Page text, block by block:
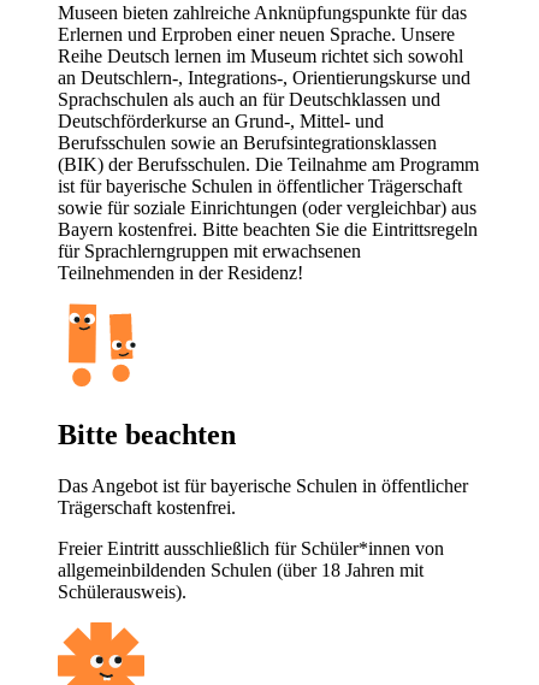
Museen bieten zahlreiche Anknüpfungspunkte für das
Erlernen und Erproben einer neuen Sprache. Unsere
Reihe Deutsch lernen im Museum richtet sich sowohl
an Deutschlern-, Integrations-, Orientierungskurse und
Sprachschulen als auch an für Deutschklassen und
Deutschförderkurse an Grund-, Mittel- und
Berufsschulen sowie an Berufsintegrationsklassen
(BIK) der Berufsschulen. Die Teilnahme am Programm
ist für bayerische Schulen in öffentlicher Trägerschaft
sowie für soziale Einrichtungen (oder vergleichbar) aus
Bayern kostenfrei. Bitte beachten Sie die Eintrittsregeln
für Sprachlerngruppen mit erwachsenen
Teilnehmenden in der Residenz!
Bitte beachten
Das Angebot ist für bayerische Schulen in öffentlicher
Trägerschaft kostenfrei.
Freier Eintritt ausschließlich für Schüler*innen von
allgemeinbildenden Schulen (über 18 Jahren mit
Schülerausweis).